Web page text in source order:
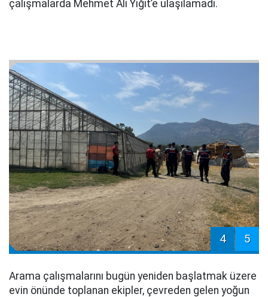
çalışmalarda Mehmet Ali Yiğit’e ulaşılamadı.
4 5
Arama çalışmalarını bugün yeniden başlatmak üzere
evin önünde toplanan ekipler, çevreden gelen yoğun